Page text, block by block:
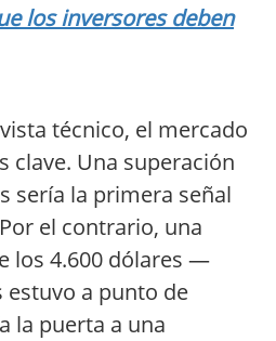
los inversores deben
técnico, el mercado
clave. Una superación
sería la primera señal
el contrario, una
los 4.600 dólares —
estuvo a punto de
la puerta a una